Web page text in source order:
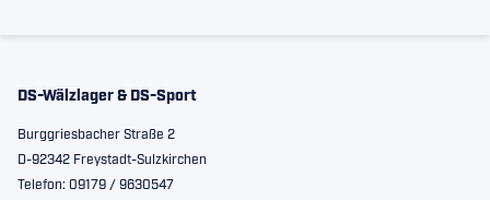
DS-Wälzlager & DS-Sport
Burggriesbacher Straße 2
D-92342 Freystadt-Sulzkirchen
Telefon: 09179 / 9630547